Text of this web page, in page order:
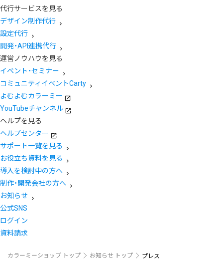
代行サービスを見る
デザイン制作代行
設定代行
開発・API連携代行
運営ノウハウを見る
イベント・セミナー
コミュニティイベントCarty
よむよむカラーミー
YouTubeチャンネル
ヘルプを見る
ヘルプセンター
サポート一覧を見る
お役立ち資料を見る
導入を検討中の方へ
制作・開発会社の方へ
お知らせ
公式SNS
ログイン
資料請求
カラーミーショップ トップ お知らせ トップ プレス